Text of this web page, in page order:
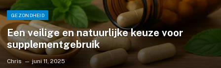
GEZONDHEID
Een veilige en natuurlijke keuze voor
supplementgebruik
Chris juni 11, 2025